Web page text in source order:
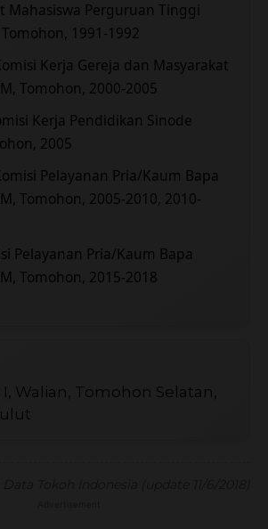
Mahasiswa Perguruan Tinggi
Tomohon, 1991-1992
Kerja Gereja dan Masyarakat
Tomohon, 2000-2005
Kerja Pendidikan Sinode
2005
Pelayanan Pria/Kaum Bapa
Tomohon, 2005-2010, 2010-
Pelayanan Pria/Kaum Bapa
Tomohon, 2015-2018
Walian, Tomohon Selatan,